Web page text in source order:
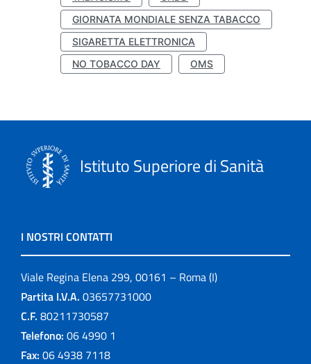
GIORNATA MONDIALE SENZA TABACCO
SIGARETTA ELETTRONICA
NO TOBACCO DAY
OMS
Istituto Superiore di Sanità
I NOSTRI CONTATTI
Viale Regina Elena 299, 00161 – Roma (I)
Partita I.V.A. 03657731000
C.F. 80211730587
Telefono: 06 4990 1
Fax: 06 4938 7118